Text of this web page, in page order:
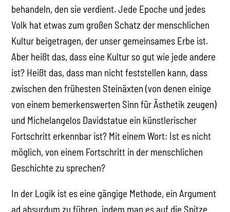
behandeln, den sie verdient. Jede Epoche und jedes
Volk hat etwas zum großen Schatz der menschlichen
Kultur beigetragen, der unser gemeinsames Erbe ist.
Aber heißt das, dass eine Kultur so gut wie jede andere
ist? Heißt das, dass man nicht feststellen kann, dass
zwischen den frühesten Steinäxten (von denen einige
von einem bemerkenswerten Sinn für Ästhetik zeugen)
und Michelangelos Davidstatue ein künstlerischer
Fortschritt erkennbar ist? Mit einem Wort: Ist es nicht
möglich, von einem Fortschritt in der menschlichen
Geschichte zu sprechen?
In der Logik ist es eine gängige Methode, ein Argument
ad absurdum zu führen, indem man es auf die Spitze